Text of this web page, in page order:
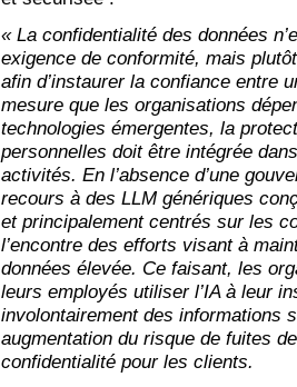
« La confidentialité des données
exigence de conformité, mais
afin d’instaurer la confiance entre
mesure que les organisations
technologies émergentes, la
personnelles doit être intégrée
activités. En l’absence d’une
recours à des LLM génériques
et principalement centrés sur les
l’encontre des efforts visant à
données élevée. Ce faisant, les
leurs employés utiliser l’IA à leur
involontairement des informations
augmentation du risque de fuites
confidentialité pour les clients.